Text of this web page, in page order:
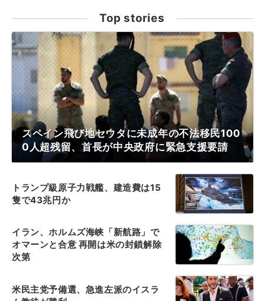
Top stories
スペイン飛び地セウタに未成年の不法移民100
0人超残留、首長が中央政府に緊急支援要請
トランプ級原子力戦艦、建造費は15
隻で43兆円か
イラン、ホルムズ海峡「新航路」で
オマーンと合意 再開は米の封鎖解除
次第
米民主党予備選、急進左派のイスラ